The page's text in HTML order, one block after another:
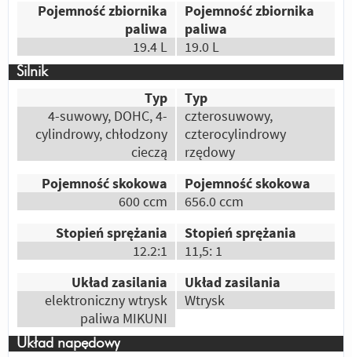
Odpowiedz| Przydatna ( 2)| Nieprzydatna (
Mai echilibrat
Autor:Kuba
Uniwersalność to po pierwsze, jest
wygodniejszy przeważnie w dłuższej trasie,
bo mam:)
Odpowiedz| Przydatna (1)| Nieprzydatna (0)
Autor:szaman
bezawaryjność i sprawdzona konstrukcja i
wygoda
Odpowiedz| Przydatna (1)| Nieprzydatna (
Pojemność zbiornika
paliwa
19.4 L
19.0 L
Pojemność zbiornika
paliwa
Silnik
Typ
4-suwowy, DOHC, 4-
cylindrowy, chłodzony
cieczą
czterosuwowy,
czterocylindrowy
rzędowy
Typ
Pojemność skokowa
600 ccm
656.0 ccm
Pojemność skokowa
Stopień sprężania
12.2:1
11,5: 1
Stopień sprężania
Układ zasilania
elektroniczny wtrysk
paliwa MIKUNI
Wtrysk
Układ zasilania
Układ napędowy